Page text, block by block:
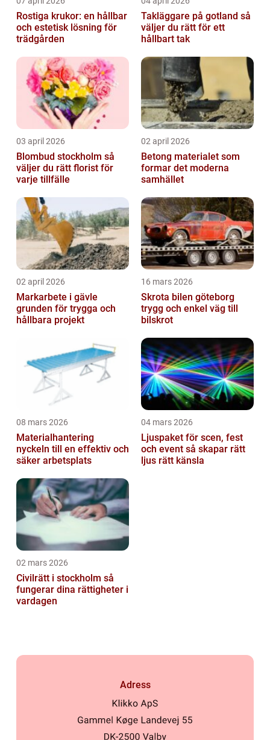
Rostiga krukor: en hållbar
och estetisk lösning för
trädgården
Takläggare på gotland så
väljer du rätt för ett
hållbart tak
03 april 2026
Blombud stockholm så
väljer du rätt florist för
varje tillfälle
02 april 2026
Betong materialet som
formar det moderna
samhället
02 april 2026
Markarbete i gävle
grunden för trygga och
hållbara projekt
16 mars 2026
Skrota bilen göteborg
trygg och enkel väg till
bilskrot
08 mars 2026
Materialhantering
nyckeln till en effektiv och
säker arbetsplats
04 mars 2026
Ljuspaket för scen, fest
och event så skapar rätt
ljus rätt känsla
02 mars 2026
Civilrätt i stockholm så
fungerar dina rättigheter i
vardagen
Adress